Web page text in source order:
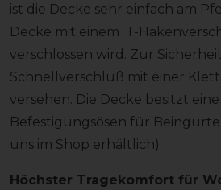
ist die Decke sehr einfach am
Decke mit einem T-
verschlossen wird. Zur
Schnellverschluß mit einer
versehen. Die Decke besitzt
Befestigungsösen für
uns im Shop erhältlich).
Höchster Tragekomfort für